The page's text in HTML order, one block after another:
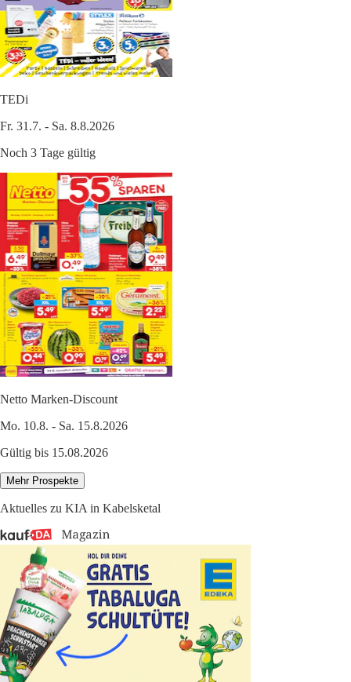
TEDi
Fr. 31.7. - Sa. 8.8.2026
Noch 3 Tage gültig
Netto Marken-Discount
Mo. 10.8. - Sa. 15.8.2026
Gültig bis 15.08.2026
Mehr Prospekte
Aktuelles zu KIA in Kabelsketal